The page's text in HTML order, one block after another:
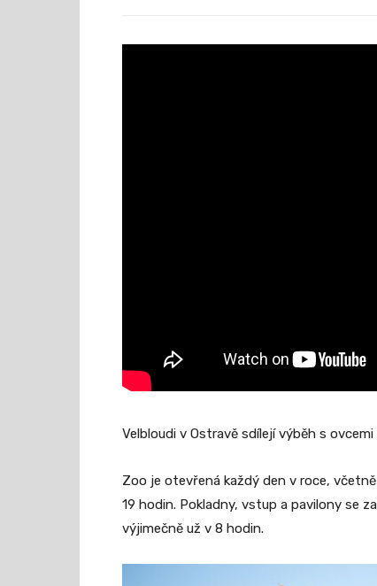
Velbloudi v Ostravě sdílejí výběh s
Zoo je otevřená každý den v roce,
19 hodin. Pokladny, vstup a pavilony se
výjimečně už v 8 hodin.